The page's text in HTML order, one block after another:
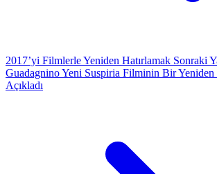
2017’yi Filmlerle Yeniden Hatırlamak Sonraki
Guadagnino Yeni Suspiria Filminin Bir Yeniden
Açıkladı